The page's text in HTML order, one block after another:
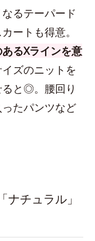
るテーパード
ートも得意。
るXラインを意
ズのニットを
と◎。腰回り
たパンツなど
チュラル」